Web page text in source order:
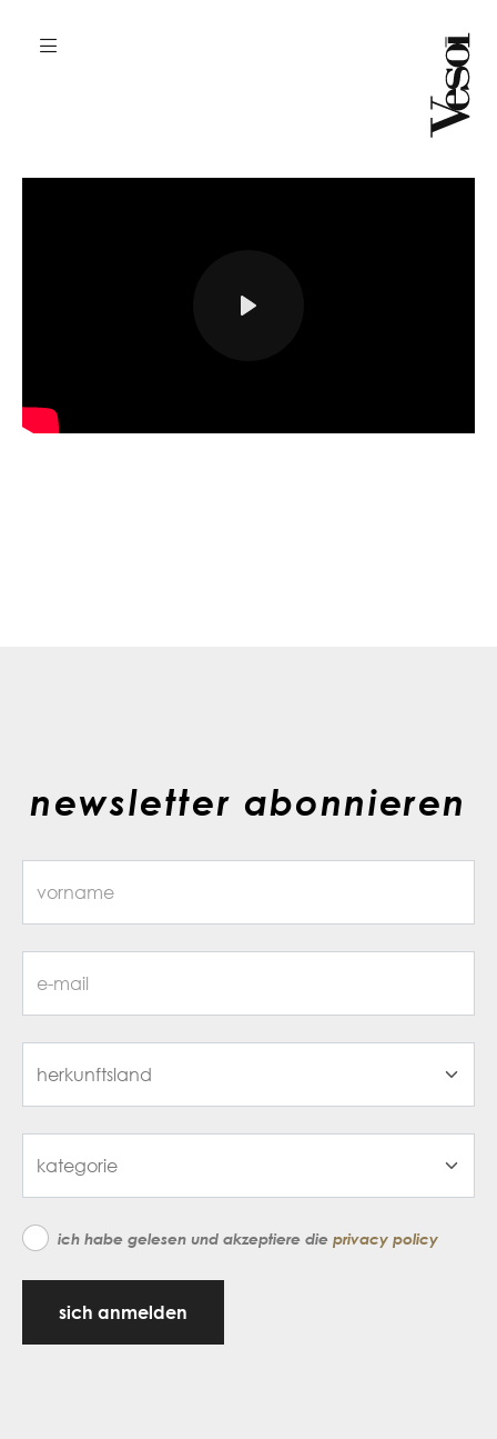
newsletter abonnieren
ich habe gelesen und akzeptiere die privacy policy
sich anmelden